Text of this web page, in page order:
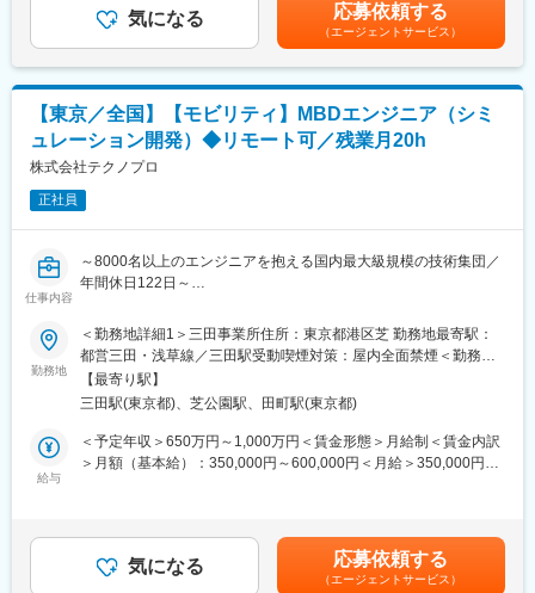
・チャレンジの社風！2012年世界で初めてメリーコア向けリアル
タイムOS「eMCOS」を商用化！自動運転の未来に欠かせないコ
ア技術を身につけられます！
変更の範囲：会社の定める業務
■ポジション・役割：
※当社メンバーのチームで業務を遂行しており、スキルアップやキ
ャリアアップを実現しやすい環境となっています。
含めた表記です。
気になる 応募依頼する
（エージェントサービス）
【東京／全国】【モビリティ】MBDエンジニア（シミ
ュレーション開発）◆リモート可／残業月20h
株式会社テクノプロ
正社員
仕事内容
～8000名以上のエンジニアを抱える国内最大級規模の技術集団／
年間休日122日～
■業務内容：
自動車業界や産業機器業界における最先端の開発プロジェクトに
参画いただきます。モデルベース開発（MBD）やシミュレーショ
ンを活用し、複数のエンジニアと協働しながら以下をリードして
いただきます。
■業務詳細：
・チームやグループの統括（複数チームの目標設定、進捗・リソ
ース管理、品質評価）
・問題発生時の対応・解決策立案、顧客調整や部門間調整
勤務地
＜勤務地詳細1＞三田事業所住所：東京都港区芝 勤務地最寄駅：
都営三田・浅草線／三田駅受動喫煙対策：屋内全面禁煙＜勤務地
詳細2＞クライアント先（全国）住所：東京都 受動喫煙対策：屋
内全面禁煙
【最寄り駅】
三田駅(東京都)、芝公園駅、田町駅(東京都)
給与
＜予定年収＞650万円～1,000万円＜賃金形態＞月給制＜賃金内訳
＞月額（基本給）：350,000円～600,000円＜月給＞350,000円～
あり、選考を通じて上下する可能性があります。月給(月額)は固定
手当を含めた表記です。
気になる 応募依頼する
（エージェントサービス）